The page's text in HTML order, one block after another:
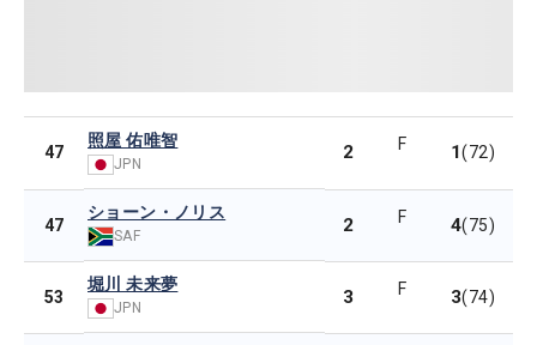
47
照屋 佑唯智
JPN
2 F 1(72)
47
ショーン・ノリス
SAF 2 F 4(75)
53
堀川 未来夢
JPN 3 F 3(74)